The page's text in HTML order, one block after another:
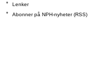
*
Lenker
*
Abonner på NPH-nyheter (RSS)